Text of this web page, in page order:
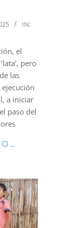
IN:
el
pero
las
ejecución
a iniciar
paso del